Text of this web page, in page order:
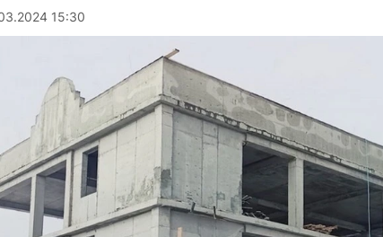
15:30